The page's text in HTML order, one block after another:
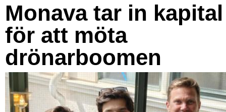
Monava tar in kapital
för att möta
drönarboomen